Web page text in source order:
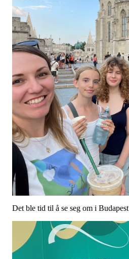
Det ble tid til å se seg om i Budapest